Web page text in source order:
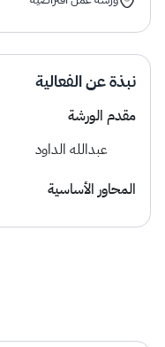
نبذة عن الفعالية
مقدم الورشة
عبدالله الداود
المحاور الأساسية